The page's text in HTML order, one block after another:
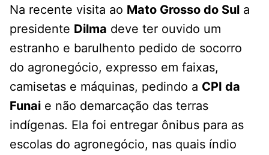
Na recente visita ao Mato Grosso do Sul a
presidente Dilma deve ter ouvido um
estranho e barulhento pedido de socorro
do agronegócio, expresso em faixas,
camisetas e máquinas, pedindo a CPI da
Funai e não demarcação das terras
indígenas. Ela foi entregar ônibus para as
escolas do agronegócio, nas quais índio